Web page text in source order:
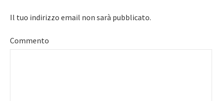
Il tuo indirizzo email non sarà pubblicato.
Commento